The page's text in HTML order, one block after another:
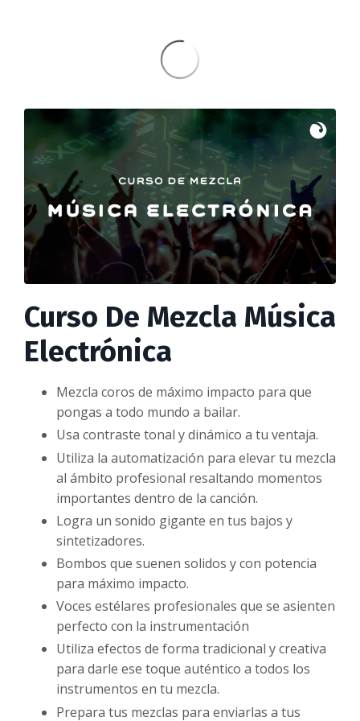
Curso De Mezcla Música
Electrónica
Mezcla coros de máximo impacto para que
pongas a todo mundo a bailar.
Usa contraste tonal y dinámico a tu ventaja.
Utiliza la automatización para elevar tu mezcla
al ámbito profesional resaltando momentos
importantes dentro de la canción.
Logra un sonido gigante en tus bajos y
sintetizadores.
Bombos que suenen solidos y con potencia
para máximo impacto.
Voces estélares profesionales que se asienten
perfecto con la instrumentación
Utiliza efectos de forma tradicional y creativa
para darle ese toque auténtico a todos los
instrumentos en tu mezcla.
Prepara tus mezclas para enviarlas a tus